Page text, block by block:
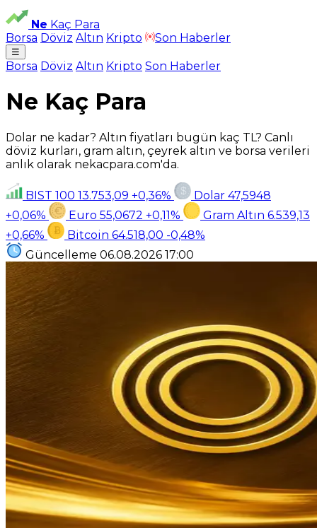
Ne Kaç Para
Borsa Döviz Altın Kripto Son Haberler
☰
Borsa Döviz Altın Kripto Son Haberler
Ne Kaç Para
Dolar ne kadar? Altın fiyatları bugün kaç TL? Canlı
döviz kurları, gram altın, çeyrek altın ve borsa verileri
anlık olarak nekacpara.com'da.
BIST 100 13.753,09 +0,36% Dolar 47,5948
+0,06%
Euro 55,0672 +0,11% Gram Altın 6.539,13
+0,66%
Bitcoin 64.518,00 -0,48%
Güncelleme 06.08.2026 17:00